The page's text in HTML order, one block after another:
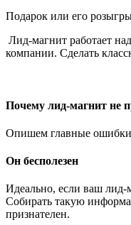
Подарок или его
Лид-магнит работает
компании. Сделать
Почему лид-магнит не
Опишем главные ошибки,
Он бесполезен
Идеально, если ваш лид-
Собирать такую
признателен.